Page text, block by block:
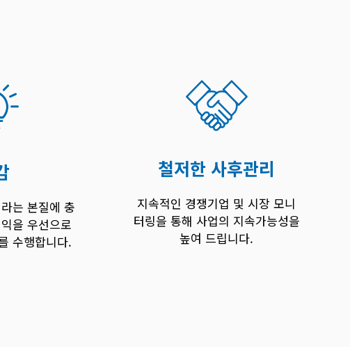
는 본질에 충
을 우선으로
수행합니다.
철저한 사후관리
지속적인 경쟁기업 및 시장 모니
터링을 통해 사업의 지속가능성을
높여 드립니다.